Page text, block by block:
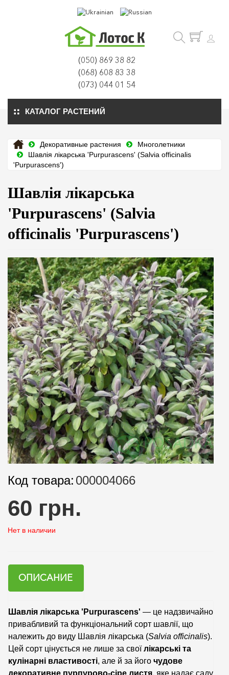
(050) 869 38 82
(068) 608 83 38
(073) 044 01 54
КАТАЛОГ РАСТЕНИЙ
Декоративные растения
Многолетники
Шавлія лікарська 'Purpurascens' (Salvia officinalis
'Purpurascens')
Шавлія лікарська
'Purpurascens' (Salvia
officinalis 'Purpurascens')
Код товара: 000004066
60 грн.
Нет в наличии
ОПИСАНИЕ
Шавлія лікарська 'Purpurascens' — це надзвичайно
привабливий та функціональний сорт шавлії, що
належить до виду Шавлія лікарська (Salvia officinalis).
Цей сорт цінується не лише за своїлікарські та
кулінарні властивості, але й за його чудове
декоративне пурпурово-сіре листя, яке надає саду